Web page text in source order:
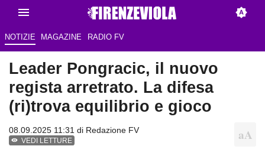
NOTIZIE MAGAZINE RADIO FV
Leader Pongracic, il nuovo
regista arretrato. La difesa
(ri)trova equilibrio e gioco
08.09.2025 11:31 di Redazione FV
VEDI LETTURE